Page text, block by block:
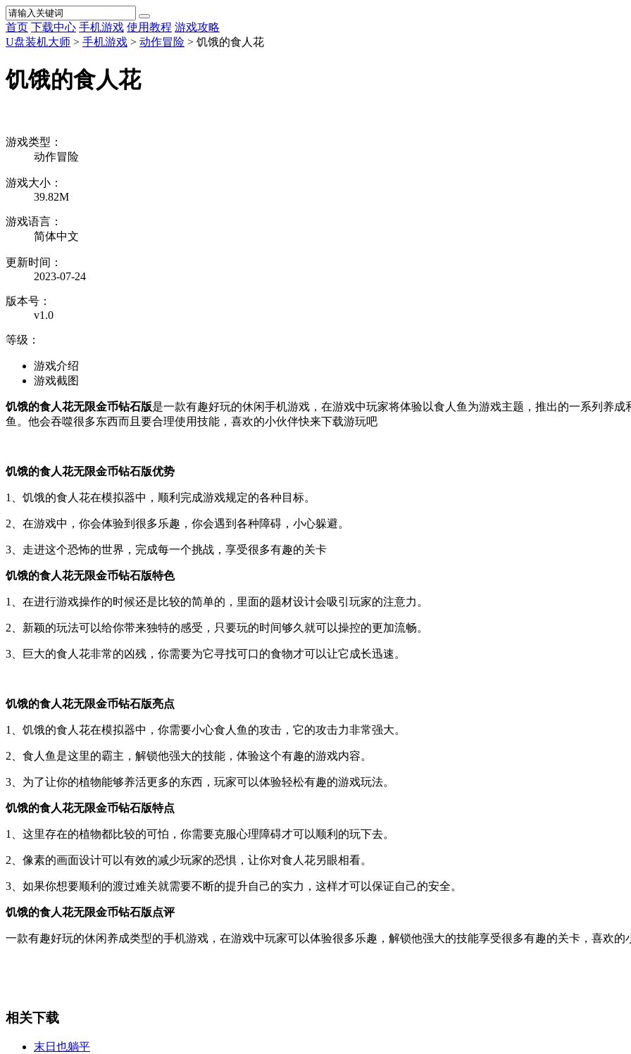
首页 下载中心 手机游戏 使用教程 游戏攻略
U盘装机大师 > 手机游戏 > 动作冒险 > 饥饿的食人花
饥饿的食人花
游戏类型：
动作冒险
游戏大小：
39.82M
游戏语言：
简体中文
更新时间：
2023-07-24
版本号：
v1.0
等级：
游戏介绍
游戏截图
饥饿的食人花无限金币钻石版是一款有趣好玩的休闲手机游戏，在游戏中玩家将体验以食人鱼为游戏主题，推出的一系列养
鱼。他会吞噬很多东西而且要合理使用技能，喜欢的小伙伴快来下载游玩吧
饥饿的食人花无限金币钻石版优势
1、饥饿的食人花在模拟器中，顺利完成游戏规定的各种目标。
2、在游戏中，你会体验到很多乐趣，你会遇到各种障碍，小心躲避。
3、走进这个恐怖的世界，完成每一个挑战，享受很多有趣的关卡
饥饿的食人花无限金币钻石版特色
1、在进行游戏操作的时候还是比较的简单的，里面的题材设计会吸引玩家的注意力。
2、新颖的玩法可以给你带来独特的感受，只要玩的时间够久就可以操控的更加流畅。
3、巨大的食人花非常的凶残，你需要为它寻找可口的食物才可以让它成长迅速。
饥饿的食人花无限金币钻石版亮点
1、饥饿的食人花在模拟器中，你需要小心食人鱼的攻击，它的攻击力非常强大。
2、食人鱼是这里的霸主，解锁他强大的技能，体验这个有趣的游戏内容。
3、为了让你的植物能够养活更多的东西，玩家可以体验轻松有趣的游戏玩法。
饥饿的食人花无限金币钻石版特点
1、这里存在的植物都比较的可怕，你需要克服心理障碍才可以顺利的玩下去。
2、像素的画面设计可以有效的减少玩家的恐惧，让你对食人花另眼相看。
3、如果你想要顺利的渡过难关就需要不断的提升自己的实力，这样才可以保证自己的安全。
饥饿的食人花无限金币钻石版点评
一款有趣好玩的休闲养成类型的手机游戏，在游戏中玩家可以体验很多乐趣，解锁他强大的技能享受很多有趣的关卡，喜欢的
相关下载
末日也躺平